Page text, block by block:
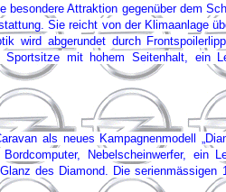
Attraktion gegenüber dem
Sie reicht von der Klimaanlage
wird abgerundet durch
mit hohem Seitenhalt, ein
als neues Kampagnenmodell
Nebelscheinwerfer, ein
des Diamond. Die serienmässigen